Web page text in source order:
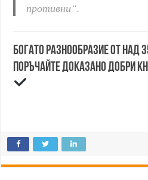
противни“.
Богато разнообразие от над
Поръчайте доказано добри